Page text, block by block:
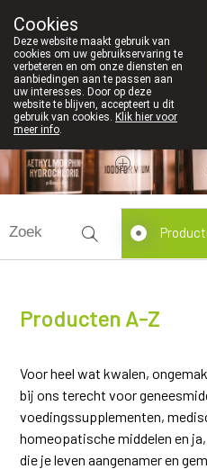
contact in de apotheek zeer
02/5135502
Vandaag
Producten A-Z
Voor heel wat kwalen,
bij ons terecht voor
voedingssupplementen,
homeopatische middelen en
die je leven aangenamer en
Cookies
Deze website maakt gebruik van
cookies om uw gebruikservaring te
verbeteren en om onze diensten en
aanbiedingen aan te passen aan
uw interesses. Door op deze
website te blijven, accepteert u dit
gebruik van cookies. Klik hier voor
meer info.